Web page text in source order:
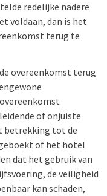
redelijke nadere
voldaan, dan is het
terug te
overeenkomst terug
of onjuiste
betrekking tot de
of het hotel
dat het gebruik van
de veiligheid
kan schaden,